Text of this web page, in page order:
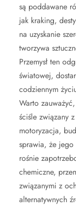
są poddawane
jak kraking,
na uzyskanie
tworzywa
Przemysł ten
światowej,
codziennym
Warto
ściśle związany
motoryzacja,
sprawia, że
rośnie
chemiczne,
związanymi z
alternatywnych